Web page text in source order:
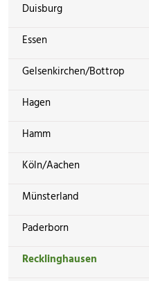
Duisburg
Essen
Gelsenkirchen/Bottrop
Hagen
Hamm
Köln/Aachen
Münsterland
Paderborn
Recklinghausen